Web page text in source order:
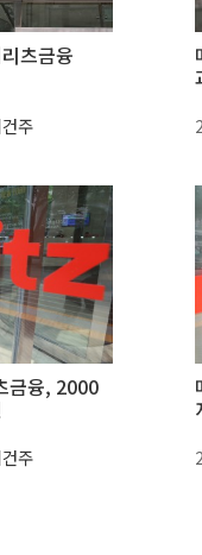
츠금융
주
금융, 2000
주